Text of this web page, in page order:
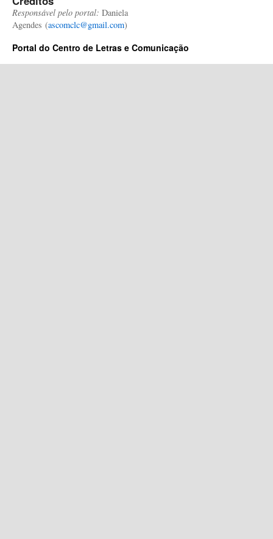
Responsável pelo portal: Daniela
Agendes (ascomclc@gmail.com)
Portal do Centro de Letras e Comunicação